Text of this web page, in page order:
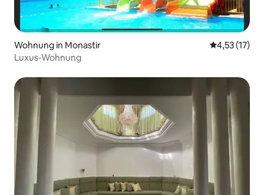
Wohnung in Monastir
4,53 (17)
Luxus-Wohnung